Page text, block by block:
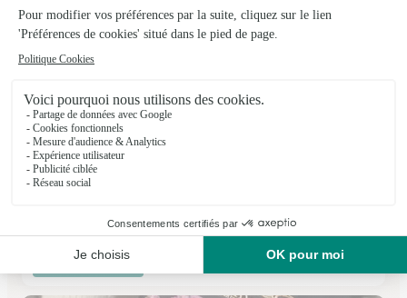
L’amaryllis
28, rue Saint Martin
Voir la boutique